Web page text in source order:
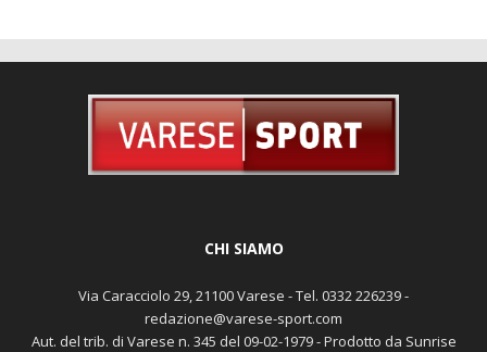
CHI SIAMO
Via Caracciolo 29, 21100 Varese - Tel. 0332 226239 -
redazione@varese-sport.com
Aut. del trib. di Varese n. 345 del 09-02-1979 - Prodotto da Sunrise